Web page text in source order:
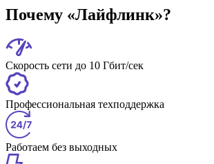
Почему «Лайфлинк»?
Скорость сети до 10 Гбит/сек
Профессиональная техподдержка
Работаем без выходных